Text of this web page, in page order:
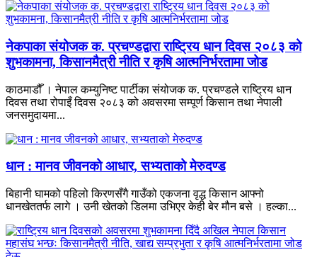
नेकपाका संयोजक क. प्रचण्डद्वारा राष्ट्रिय धान दिवस २०८३ को
शुभकामना, किसानमैत्री नीति र कृषि आत्मनिर्भरतामा जोड
काठमाडौँ । नेपाल कम्युनिष्ट पार्टीका संयोजक क. प्रचण्डले राष्ट्रिय धान
दिवस तथा रोपाइँ दिवस २०८३ को अवसरमा सम्पूर्ण किसान तथा नेपाली
जनसमुदायमा...
धान : मानव जीवनको आधार, सभ्यताको मेरुदण्ड
बिहानी घामको पहिलो किरणसँगै गाउँको एकजना वृद्ध किसान आफ्नो
धानखेततर्फ लागे । उनी खेतको डिलमा उभिएर केही बेर मौन बसे । हल्का...